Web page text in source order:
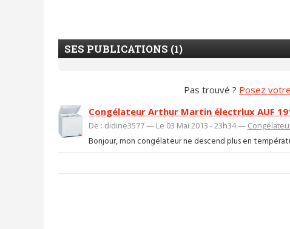
SES PUBLICATIONS (1)
Pas trouvé ? Posez
Congélateur Arthur Martin électrlux AUF
De : didine3577 — Le 03 Mai 2013 - 23h34 —
Bonjour, mon congélateur ne descend plus en